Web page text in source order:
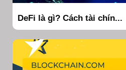
DeFi là gì? Cách tài chín...